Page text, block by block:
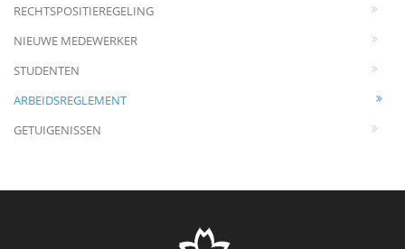
RECHTSPOSITIEREGELING
NIEUWE MEDEWERKER
STUDENTEN
ARBEIDSREGLEMENT
GETUIGENISSEN